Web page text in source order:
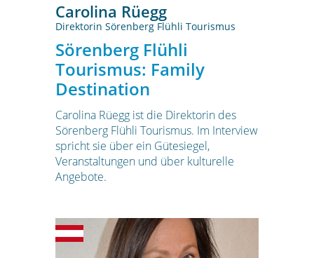
Carolina Rüegg
Direktorin Sörenberg Flühli Tourismus
Sörenberg Flühli
Tourismus: Family
Destination
Carolina Rüegg ist die Direktorin des
Sörenberg Flühli Tourismus. Im Interview
spricht sie über ein Gütesiegel,
Veranstaltungen und über kulturelle
Angebote.